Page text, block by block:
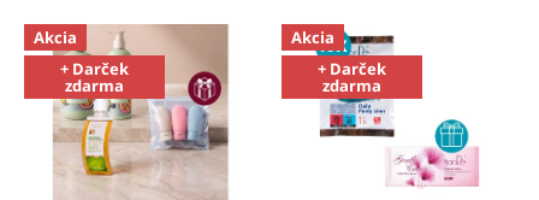
o
č
n
Akcia
+ Darček
zdarma
Akcia
+ Darček
zdarma